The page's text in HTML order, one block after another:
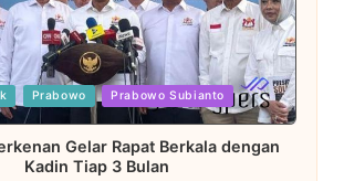
Prabowo Prabowo Subianto
Gelar Rapat Berkala dengan
Kadin Tiap 3 Bulan